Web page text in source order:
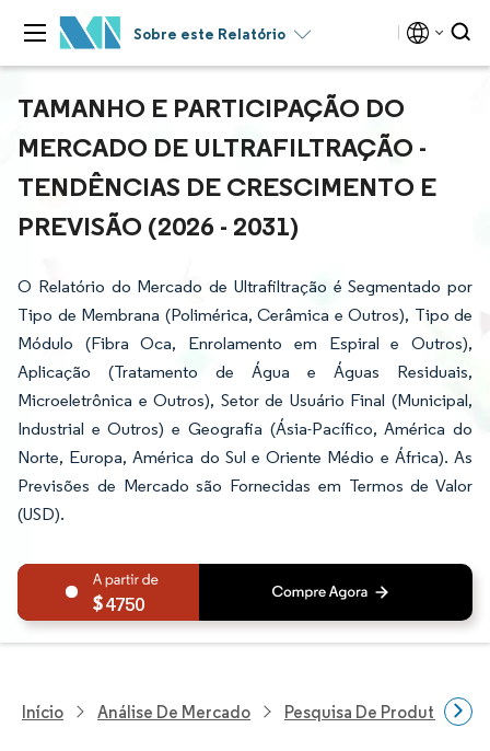
Sobre este Relatório
TAMANHO E PARTICIPAÇÃO DO
MERCADO DE ULTRAFILTRAÇÃO -
TENDÊNCIAS DE CRESCIMENTO E
PREVISÃO (2026 - 2031)
O Relatório do Mercado de Ultrafiltração é Segmentado por
Tipo de Membrana (Polimérica, Cerâmica e Outros), Tipo de
Módulo (Fibra Oca, Enrolamento em Espiral e Outros),
Aplicação (Tratamento de Água e Águas Residuais,
Microeletrônica e Outros), Setor de Usuário Final (Municipal,
Industrial e Outros) e Geografia (Ásia-Pacífico, América do
Norte, Europa, América do Sul e Oriente Médio e África). As
Previsões de Mercado são Fornecidas em Termos de Valor
(USD).
4750
Início Análise De Mercado Pesquisa De Produtos